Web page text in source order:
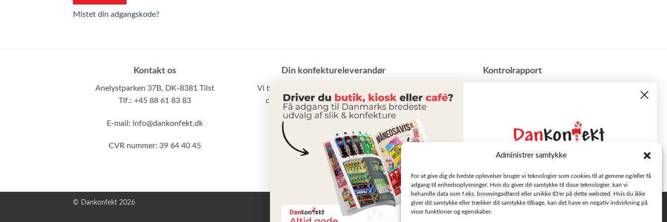
Administrer samtykke
For at give dig de bedste oplevelser bruger vi teknologier som cookies til at gemme og/eller få
adgang til enhedsoplysninger. Hvis du giver dit samtykke til disse teknologier, kan vi
behandle data som f.eks. browsingadfærd eller unikke ID'er på dette websted. Hvis du ikke
giver dit samtykke eller trækker dit samtykke tilbage, kan det have en negativ indvirkning på
visse funktioner og egenskaber.
Mistet din adgangskode?
Kontakt os
Anelystparken 37B, DK-8381 Tilst
Tlf.: +45 88 61 83 83
E-mail: info@dankonfekt.dk
CVR nummer: 39 64 40 45
Din konfektureleverandør
Vi tilbyder et stort udvalg af slik, chokolade,
chips samt vand m.m. til små som store
virksomheder
​Kontrolrapport
Privatlivspolitik
© Dankonfekt 2026
Læs tilbudsavisen
Se aktuelle tilbud